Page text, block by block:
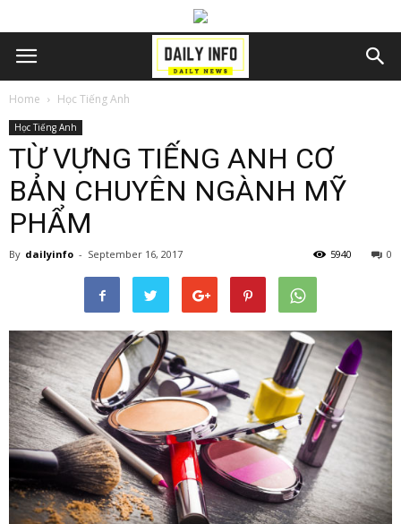
Home Học Tiếng Anh
Học Tiếng Anh
TỪ VỰNG TIẾNG ANH CƠ
BẢN CHUYÊN NGÀNH MỸ
PHẨM
By dailyinfo - September 16, 2017 0
5940